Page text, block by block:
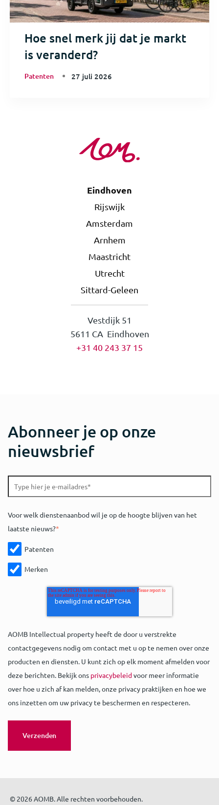
Hoe snel merk jij dat je markt
is veranderd?
Patenten 27 juli 2026
Eindhoven
Rijswijk
Amsterdam
Arnhem
Maastricht
Utrecht
Sittard-Geleen
Vestdijk 51
5611 CA Eindhoven
+31 40 243 37 15
Abonneer je op onze
nieuwsbrief
Voor welk dienstenaanbod wil je op de hoogte blijven van het
laatste nieuws?*
Patenten
Merken
AOMB Intellectual property heeft de door u verstrekte
contactgegevens nodig om contact met u op te nemen over onze
producten en diensten. U kunt zich op elk moment afmelden voor
deze berichten. Bekijk ons privacybeleidvoor meer informatie
over hoe u zich af kan melden, onze privacy praktijken en hoe we
ons inzetten om uw privacy te beschermen en respecteren.
© 2026 AOMB. Alle rechten voorbehouden.